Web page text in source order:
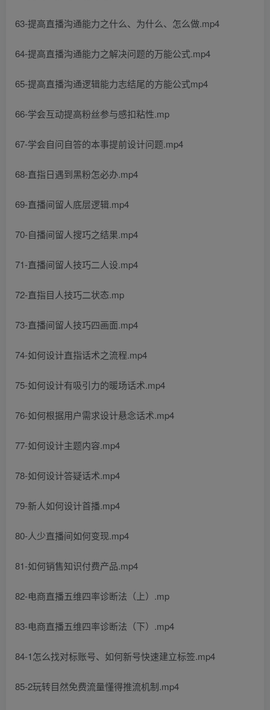
63-提高直播沟通能力之什么、为什么、怎么做.mp4
64-提高直播沟通能力之解决问题的万能公式.mp4
65-提高直播沟通逻辑能力志结尾的方能公式mp4
66-学会互动提高粉丝参与感扣粘性.mp
67-学会自问自答的本事提前设计问题.mp4
68-直指日遇到黑粉怎必办.mp4
69-直播间留人底层逻辑.mp4
70-自播间留人搜巧之结果.mp4
71-直播间留人技巧二人设.mp4
72-直指目人技巧二状态.mp
73-直播间留人技巧四画面.mp4
74-如何设计直指话术之流程.mp4
75-如何设计有吸引力的暖场话术.mp4
76-如何根据用户需求设计悬念话术.mp4
77-如何设计主题内容.mp4
78-如何设计答疑话术.mp4
79-新人如何设计首播.mp4
80-人少直播间如何变现.mp4
81-如何销售知识付费产品.mp4
82-电商直播五维四率诊断法（上）.mp
83-电商直播五维四率诊断法（下）.mp4
84-1怎么找对标账号、如何新号快速建立标签.mp4
85-2玩转目然免费流量懂得推流机制.mp4